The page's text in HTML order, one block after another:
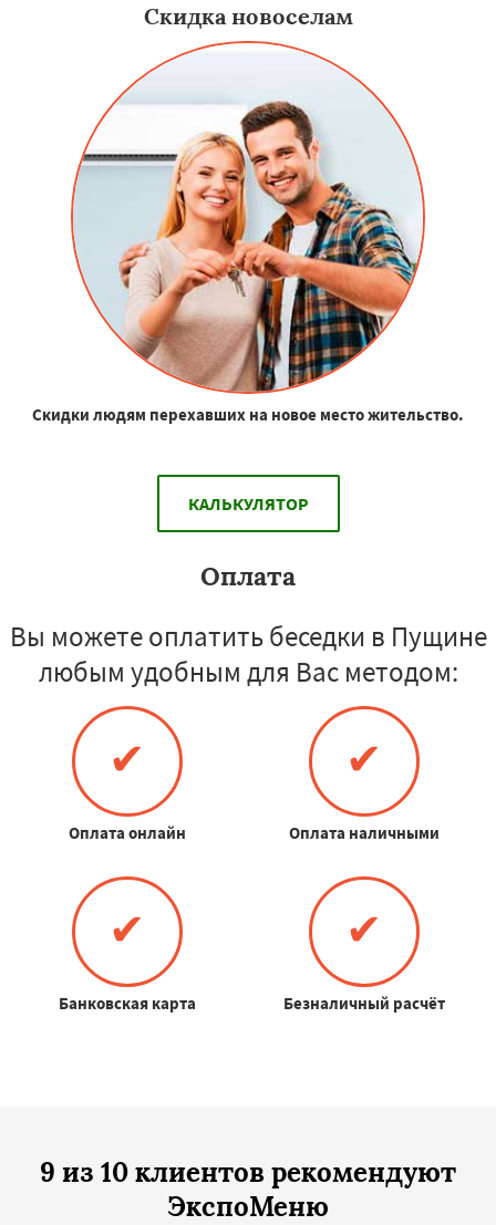
Скидка новоселам
Скидки людям перехавших на новое место жительство.
КАЛЬКУЛЯТОР
Оплата
Вы можете оплатить беседки в Пущине
любым удобным для Вас методом:
✔
Оплата онлайн
✔
Оплата наличными
✔
Банковская карта
✔
Безналичный расчёт
9 из 10 клиентов рекомендуют
ЭкспоМеню